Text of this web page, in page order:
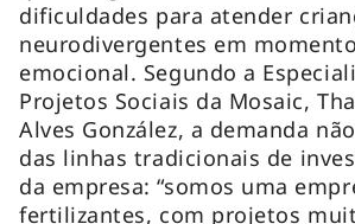
dificuldades para atender
neurodivergentes em
emocional. Segundo a
Projetos Sociais da Mosaic,
Alves González, a demanda
das linhas tradicionais de
da empresa: “somos uma
fertilizantes, com projetos